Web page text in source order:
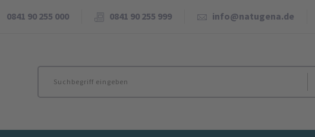
0841 90 255 000 0841 90 255 999 info@natugena.de